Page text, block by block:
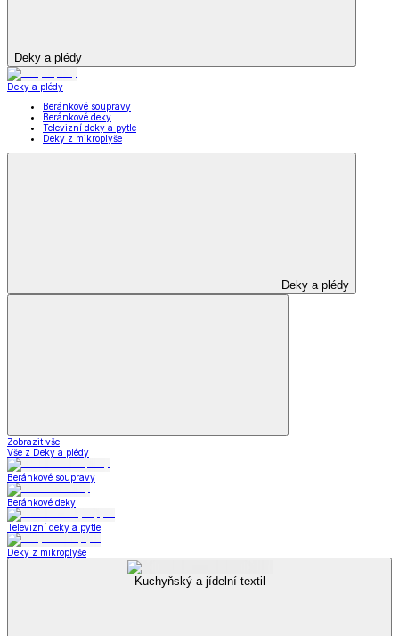
Deky a plédy
Deky a plédy
Beránkové soupravy
Beránkové deky
Televizní deky a pytle
Deky z mikroplyše
Deky a plédy
Zobrazit vše
Vše z Deky a plédy
Beránkové soupravy
Beránkové deky
Televizní deky a pytle
Deky z mikroplyše
Kuchyňský a jídelní textil